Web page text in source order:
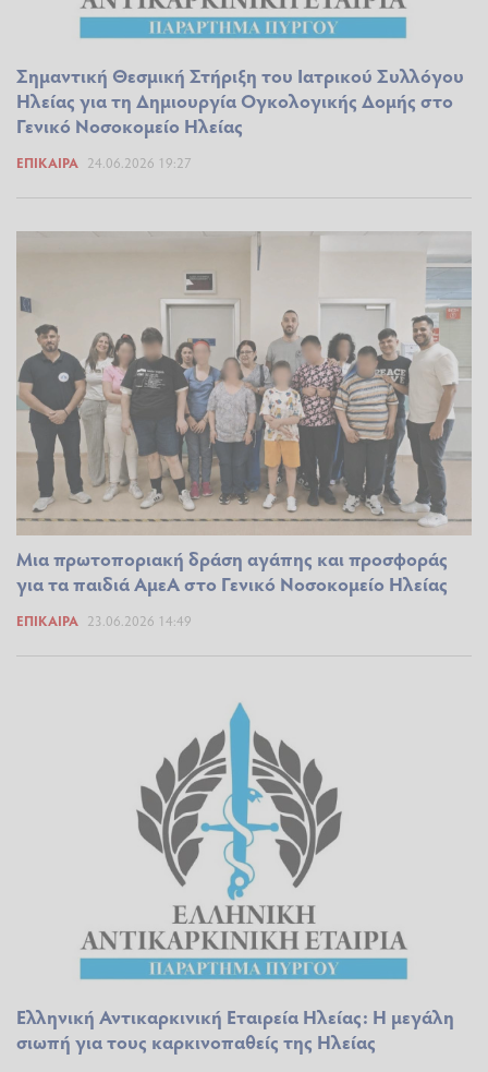
Σημαντική Θεσμική Στήριξη του Ιατρικού Συλλόγου
Ηλείας για τη Δημιουργία Ογκολογικής Δομής στο
Γενικό Νοσοκομείο Ηλείας
ΕΠΊΚΑΙΡΑ 24.06.2026 19:27
Μια πρωτοποριακή δράση αγάπης και προσφοράς
για τα παιδιά ΑμεΑ στο Γενικό Νοσοκομείο Ηλείας
ΕΠΊΚΑΙΡΑ 23.06.2026 14:49
Ελληνική Αντικαρκινική Εταιρεία Ηλείας: Η μεγάλη
σιωπή για τους καρκινοπαθείς της Ηλείας